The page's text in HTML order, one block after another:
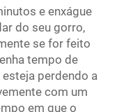
e enxágue
do seu gorro,
se for feito
tempo de
perdendo a
com um
em que o